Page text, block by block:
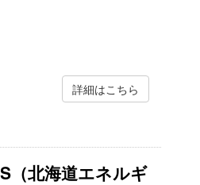
詳細はこちら
（北海道エネルギ